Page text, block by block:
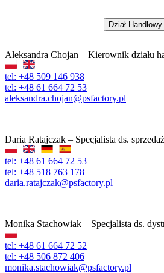
Dział Handlowy
Aleksandra Chojan – Kierownik działu
tel: +48 509 146 938
tel: +48 61 664 72 53
aleksandra.chojan@psfactory.pl
Daria Ratajczak – Specjalista ds.
tel: +48 61 664 72 53
tel: +48 518 763 178
daria.ratajczak@psfactory.pl
Monika Stachowiak – Specjalista ds.
tel: +48 61 664 72 52
tel: +48 506 872 406
monika.stachowiak@psfactory.pl